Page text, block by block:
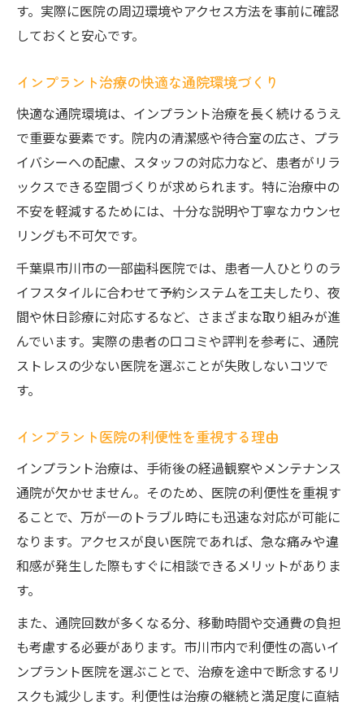
す。実際に医院の周辺環境やアクセス方法を事前に確認
しておくと安心です。
インプラント治療の快適な通院環境づくり
快適な通院環境は、インプラント治療を長く続けるうえ
で重要な要素です。院内の清潔感や待合室の広さ、プラ
イバシーへの配慮、スタッフの対応力など、患者がリラ
ックスできる空間づくりが求められます。特に治療中の
不安を軽減するためには、十分な説明や丁寧なカウンセ
リングも不可欠です。
千葉県市川市の一部歯科医院では、患者一人ひとりのラ
イフスタイルに合わせて予約システムを工夫したり、夜
間や休日診療に対応するなど、さまざまな取り組みが進
んでいます。実際の患者の口コミや評判を参考に、通院
ストレスの少ない医院を選ぶことが失敗しないコツで
す。
インプラント医院の利便性を重視する理由
インプラント治療は、手術後の経過観察やメンテナンス
通院が欠かせません。そのため、医院の利便性を重視す
ることで、万が一のトラブル時にも迅速な対応が可能に
なります。アクセスが良い医院であれば、急な痛みや違
和感が発生した際もすぐに相談できるメリットがありま
す。
また、通院回数が多くなる分、移動時間や交通費の負担
も考慮する必要があります。市川市内で利便性の高いイ
ンプラント医院を選ぶことで、治療を途中で断念するリ
スクも減少します。利便性は治療の継続と満足度に直結